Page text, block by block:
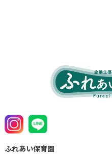
ふれあい保育園